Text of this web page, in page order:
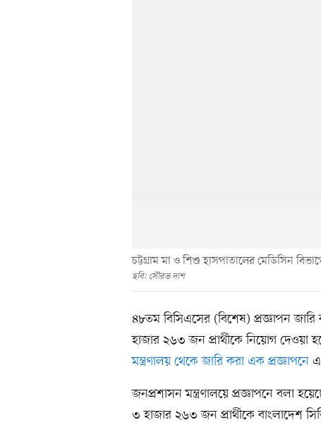
চট্টগ্রাম মা ও শিশু হাসপাতালের মেডিসিন
ছবি: সৌরভ দাশ
৪৮তম বিসিএসের (বিশেষ) প্রজ্ঞাপন
হাজার ২৬৩ জন প্রার্থীকে নিয়োগ
মন্ত্রণালয় থেকে জারি করা এক প্রজ্ঞাপনে
জনপ্রশাসন মন্ত্রণালয়ে প্রজ্ঞাপনে বলা
৩ হাজার ২৬৩ জন প্রার্থীকে বাংলাদেশ